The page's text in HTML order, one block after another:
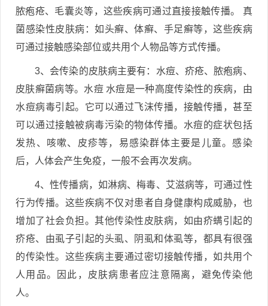
脓疱疮、毛囊炎等，这些疾病可通过直接接触传播。 真
菌感染性皮肤病：如头癣、体癣、手足癣等，这些疾病
可通过接触感染部位或共用个人物品等方式传播。
3、会传染的皮肤病主要有：水痘、疥疮、脓疱病、
皮肤癣菌病等。水痘 水痘是一种高度传染性的疾病，由
水痘病毒引起。它可以通过飞沫传播，接触传播，甚至
可以通过接触被病毒污染的物体传播。水痘的症状包括
发热、咳嗽、皮疹等，易感染群体主要是儿童。感染
后，人体会产生免疫，一般不会再次发病。
4、性传播病，如淋病、梅毒、艾滋病等，可通过性
行为传播。这些疾病不仅对患者自身健康构成威胁，也
增加了社会负担。其他传染性皮肤病，如由疥螨引起的
疥疮、由虱子引起的头虱、阴虱和体虱等，都具有很强
的传染性。这些疾病主要通过密切接触传播，如共用个
人用品。因此，皮肤病患者应注意隔离，避免传染他
人。